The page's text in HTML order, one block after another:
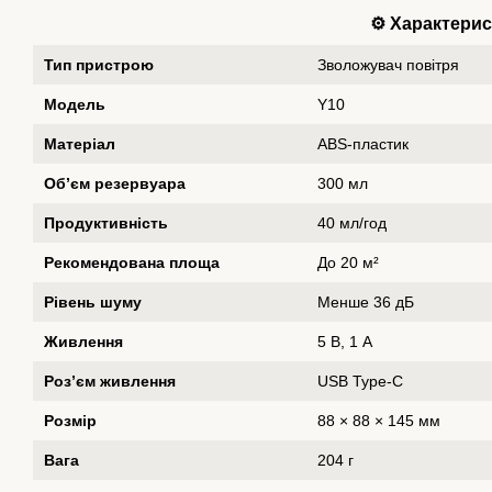
⚙️
Тип пристрою Зволожувач повітря
Модель Y10
Матеріал ABS-пластик
Об’єм резервуара 300 мл
Продуктивність 40 мл/год
Рекомендована площа До 20 м²
Рівень шуму Менше 36 дБ
Живлення 5 В, 1 А
Роз’єм живлення USB Type-C
Розмір 88 × 88 × 145 мм
Вага 204 г